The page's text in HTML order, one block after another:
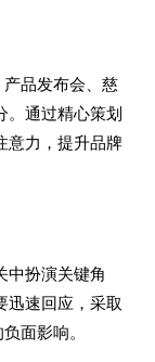
品发布会、慈
。通过精心策划
意力，提升品牌
中扮演关键角
迅速回应，采取
面影响。